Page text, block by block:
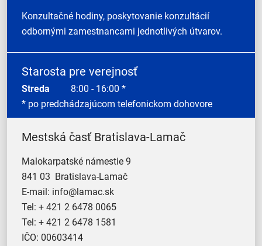
Konzultačné hodiny, poskytovanie konzultácií
odbornými zamestnancami jednotlivých útvarov.
Starosta pre verejnosť
Streda 8:00 - 16:00 *
* po predchádzajúcom telefonickom dohovore
Mestská časť Bratislava-Lamač
Malokarpatské námestie 9
841 03 Bratislava-Lamač
E-mail: info@lamac.sk
Tel: + 421 2 6478 0065
Tel: + 421 2 6478 1581
IČO: 00603414